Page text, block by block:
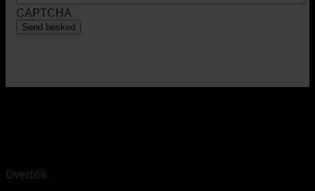
CAPTCHA
Overblik